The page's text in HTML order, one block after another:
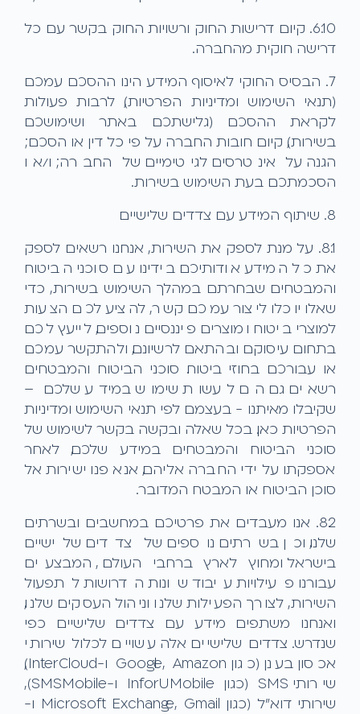
6.10. קיום דרישות החוק ורשויות החוק בקשר עם כל
דרישה חוקית מהחברה.
7. הבסיס החוקי לאיסוף המידע הינו ההסכם עמכם
(תנאי השימוש ומדיניות הפרטיות), לרבות פעולות
לקראת ההסכם (גלישתכם באתר ושימושכם
בשירות), קיום חובות החברה על פי כל דין או הסכם;
הגנה על אינטרסים לגיטימיים של החברה; ו/או
הסכמתכם בעת השימוש בשירות.
8. שיתוף המידע עם צדדים שלישיים
8.1. על מנת לספק את השירות, אנחנו רשאים לספק
את כל המידע אודותיכם בידינו עם סוכני הביטוח
והמבטחים שבחרתם במהלך השימוש בשירות, כדי
שאלו יוכלו ליצור עמכם קשר, להציע לכם הצעות
למוצרי ביטוח ומוצרים פיננסיים נוספים, לייעץ לכם
בתחום עיסוקם ובהתאם לרשיונם, ולהתקשר עמכם
או עבורכם בחוזי ביטוח. סוכני הביטוח והמבטחים
רשאים גם הם לעשות שימוש במידע שלכם –
שקיבלו מאיתנו - בעצמם לפי תנאי השימוש ומדיניות
הפרטיות כאן. בכל שאלה ובקשה בקשר לשימוש של
סוכני הביטוח והמבטחים במידע שלכם, לאחר
אספקתו על ידי החברה אליהם, אנא פנו ישירות אל
סוכן הביטוח או המבטח המדובר.
8.2. אנו מעבדים את פרטיכם במחשבים ובשרתים
שלנו, וכן בשרתים נוספים של צדדים שלישיים
בישראל ומחוץ לארץ ברחבי העולם, המבצעים
עבורנו פעילויות עיבוד שונות הדרושות לתפעול
השירות, לצורך הפעילות שלנו וניהול העסקים שלנו,
ואנחנו משתפים מידע עם צדדים שלישיים כפי
שנדרש. צדדים שלישיים אלה עשויים לכלול שירותי
אכסון בענן (כגון Google, Amazon ו-InterCloud),
שירותי SMS (כגון InforUMobile ו-SMSMobile),
שירותי דוא"ל (כגון Microsoft Exchange, Gmail ו-